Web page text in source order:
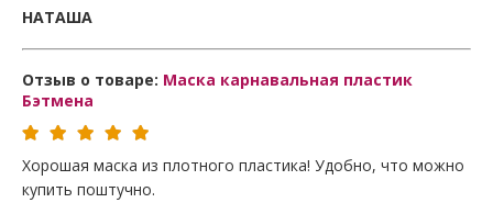
НАТАША
Отзыв о товаре: Маска карнавальная пластик
Бэтмена
Хорошая маска из плотного пластика! Удобно, что можно
купить поштучно.